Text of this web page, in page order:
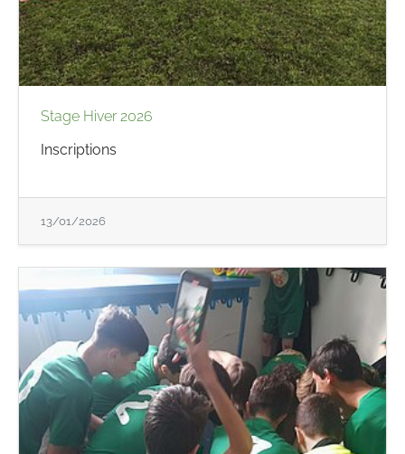
Stage Hiver 2026
Inscriptions
13/01/2026